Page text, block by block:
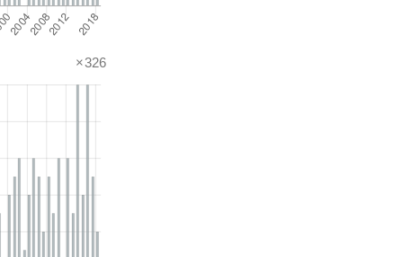
×326